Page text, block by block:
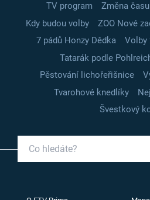
TV program
Změna času
Kdy budou volby
ZOO Nové
7 pádů Honzy Dědka
Volby
Tatarák podle
Pěstování lichořeřišnice
Tvarohové knedlíky
Švestkový